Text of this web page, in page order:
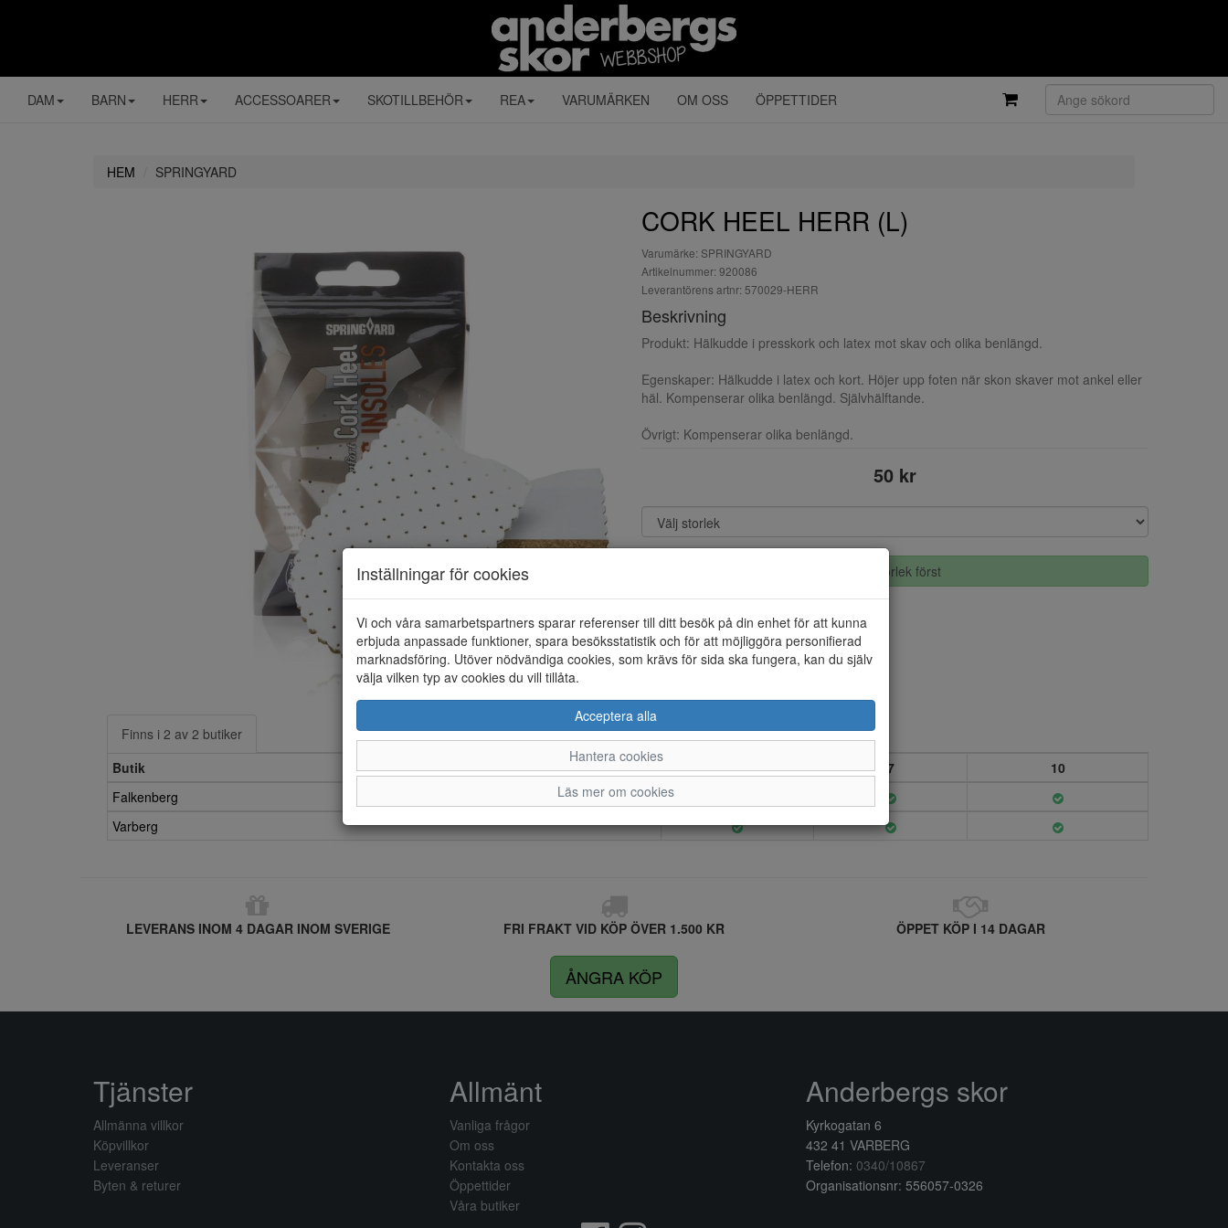
DAM BARN HERR ACCESSOARER SKOTILLBEHÖR REA VARUMÄRKEN OM OSS ÖPPETTIDER
HEM SPRINGYARD
CORK HEEL HERR (L)
Varumärke: SPRINGYARD
Artikelnummer: 920086
Leverantörens artnr: 570029-HERR
Beskrivning
Produkt: Hälkudde i presskork och latex mot skav och olika benlängd.
Egenskaper: Hälkudde i latex och kort. Höjer upp foten när skon skaver mot ankel eller
häl. Kompenserar olika benlängd. Självhälftande.
Övrigt: Kompenserar olika benlängd.
50 kr
Välj storlek först
Finns i 2 av 2 butiker
Butik
5 7
10
Falkenberg
Varberg
LEVERANS INOM 4 DAGAR INOM SVERIGE FRI FRAKT VID KÖP ÖVER 1.500 KR ÖPPET KÖP I 14 DAGAR
ÅNGRA KÖP
Inställningar för cookies
Vi och våra samarbetspartners sparar referenser till ditt besök på din enhet för att kunna
erbjuda anpassade funktioner, spara besöksstatistik och för att möjliggöra personifierad
marknadsföring. Utöver nödvändiga cookies, som krävs för sida ska fungera, kan du själv
välja vilken typ av cookies du vill tillåta.
Acceptera alla
Hantera cookies
Läs mer om cookies
Tjänster
Allmänna villkor
Köpvillkor
Leveranser
Byten & returer
Allmänt
Vanliga frågor
Om oss
Kontakta oss
Öppettider
Våra butiker
Anderbergs skor
Kyrkogatan 6
432 41 VARBERG
Telefon: 0340/10867
Organisationsnr: 556057-0326